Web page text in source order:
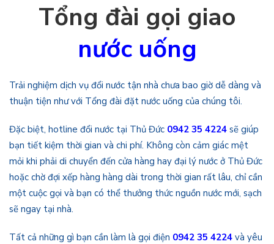
Tổng đài gọi giao
nước uống
Trải nghiệm dịch vụ đổi nước tận nhà chưa bao giờ dễ dàng và
thuận tiện như với Tổng đài đặt nước uống của chúng tôi.
Đặc biệt, hotline đổi nước tại Thủ Đức 0942 35 4224 sẽ giúp
bạn tiết kiệm thời gian và chi phí. Không còn cảm giác mệt
mỏi khi phải di chuyển đến cửa hàng hay đại lý nước ở Thủ Đức
hoặc chờ đợi xếp hàng hàng dài trong thời gian rất lâu, chỉ cần
một cuộc gọi và bạn có thể thưởng thức nguồn nước mới, sạch
sẽ ngay tại nhà.
Tất cả những gì bạn cần làm là gọi điện 0942 35 4224 và yêu